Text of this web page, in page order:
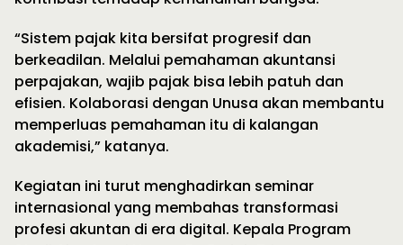
“Sistem pajak kita bersifat progresif dan
berkeadilan. Melalui pemahaman akuntansi
perpajakan, wajib pajak bisa lebih patuh dan
efisien. Kolaborasi dengan Unusa akan membantu
memperluas pemahaman itu di kalangan
akademisi,” katanya.
Kegiatan ini turut menghadirkan seminar
internasional yang membahas transformasi
profesi akuntan di era digital. Kepala Program